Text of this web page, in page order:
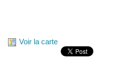
Voir la carte